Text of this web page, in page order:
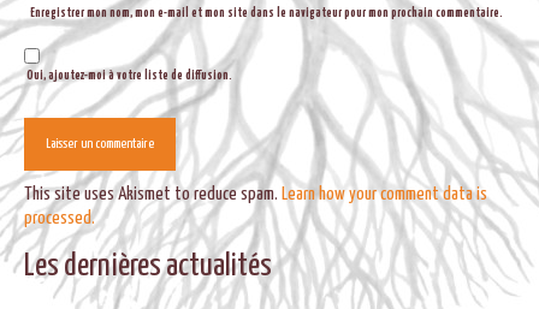
Enregistrer mon nom, mon e-mail et mon site dans le navigateur pour mon prochain commentaire.
Oui, ajoutez-moi à votre liste de diffusion.
This site uses Akismet to reduce spam. Learn how your comment data is
processed.
Les dernières actualités